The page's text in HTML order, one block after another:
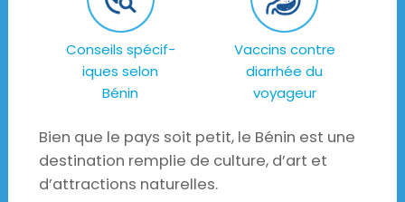
Conseils spécif-
iques selon
Bénin
Vaccins contre
diarrhée du
voyageur
Bien que le pays soit petit, le Bénin est une
destination remplie de culture, d’art et
d’attractions naturelles.